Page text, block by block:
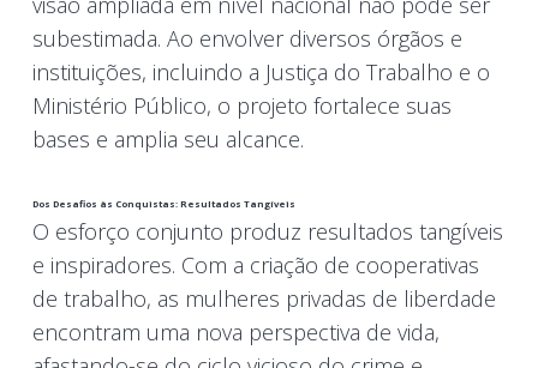
subestimada. Ao envolver diversos órgãos e
instituições, incluindo a Justiça do Trabalho e o
Ministério Público, o projeto fortalece suas
bases e amplia seu alcance.
Dos Desafios às Conquistas: Resultados Tangíveis
O esforço conjunto produz resultados tangíveis
e inspiradores. Com a criação de cooperativas
de trabalho, as mulheres privadas de liberdade
encontram uma nova perspectiva de vida,